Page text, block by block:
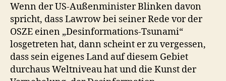
Wenn der US-Außenminister Blinken davon
spricht, dass Lawrow bei seiner Rede vor der
OSZE einen „Desinformations-Tsunami“
losgetreten hat, dann scheint er zu vergessen,
dass sein eigenes Land auf diesem Gebiet
durchaus Weltniveau hat und die Kunst der